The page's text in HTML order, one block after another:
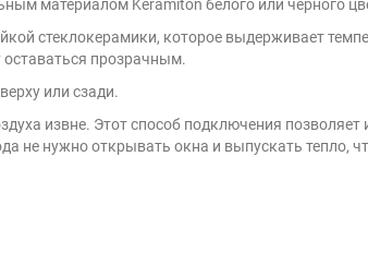
материалом Keramiton белого или черного
стеклокерамики, которое выдерживает
оставаться прозрачным.
или сзади.
извне. Этот способ подключения
не нужно открывать окна и выпускать тепло,